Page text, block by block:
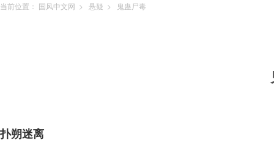
当前位置： 国风中文网 > 悬疑 > 鬼蛊尸毒
扑朔迷离